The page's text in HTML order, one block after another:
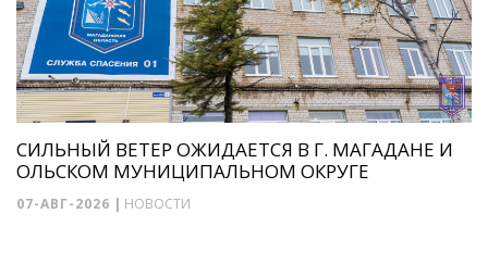
СИЛЬНЫЙ ВЕТЕР ОЖИДАЕТСЯ В Г. МАГАДАНЕ И
ОЛЬСКОМ МУНИЦИПАЛЬНОМ ОКРУГЕ
07-АВГ-2026 | НОВОСТИ